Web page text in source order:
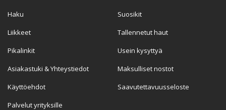
Haku
Liikkeet
Pikalinkit
Asiakastuki & Yhteystiedot
Käyttöehdot
Palvelut yrityksille
Suosikit
Tallennetut haut
Usein kysyttyä
Maksulliset nostot
Saavutettavuusseloste